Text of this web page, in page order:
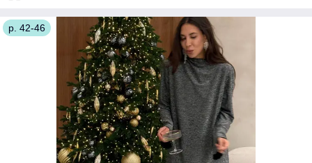
р. 42-46